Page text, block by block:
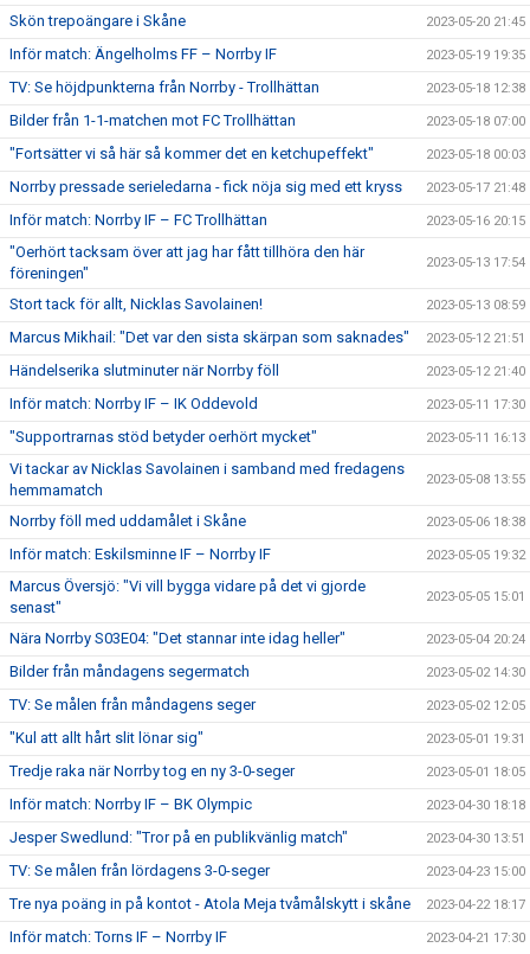
Skön trepoängare i Skåne 2023-05-20 21:45
Inför match: Ängelholms FF – Norrby IF 2023-05-19 19:35
TV: Se höjdpunkterna från Norrby - Trollhättan 2023-05-18 12:38
Bilder från 1-1-matchen mot FC Trollhättan 2023-05-18 07:00
"Fortsätter vi så här så kommer det en ketchupeffekt" 2023-05-18 00:03
Norrby pressade serieledarna - fick nöja sig med ett kryss 2023-05-17 21:48
Inför match: Norrby IF – FC Trollhättan 2023-05-16 20:15
"Oerhört tacksam över att jag har fått tillhöra den här
föreningen"
2023-05-13 17:54
Stort tack för allt, Nicklas Savolainen! 2023-05-13 08:59
Marcus Mikhail: "Det var den sista skärpan som saknades" 2023-05-12 21:51
Händelserika slutminuter när Norrby föll 2023-05-12 21:40
Inför match: Norrby IF – IK Oddevold 2023-05-11 17:30
"Supportrarnas stöd betyder oerhört mycket" 2023-05-11 16:13
Vi tackar av Nicklas Savolainen i samband med fredagens
hemmamatch
2023-05-08 13:55
Norrby föll med uddamålet i Skåne 2023-05-06 18:38
Inför match: Eskilsminne IF – Norrby IF 2023-05-05 19:32
Marcus Översjö: "Vi vill bygga vidare på det vi gjorde
senast"
2023-05-05 15:01
Nära Norrby S03E04: "Det stannar inte idag heller" 2023-05-04 20:24
Bilder från måndagens segermatch 2023-05-02 14:30
TV: Se målen från måndagens seger 2023-05-02 12:05
"Kul att allt hårt slit lönar sig" 2023-05-01 19:31
Tredje raka när Norrby tog en ny 3-0-seger 2023-05-01 18:05
Inför match: Norrby IF – BK Olympic 2023-04-30 18:18
Jesper Swedlund: "Tror på en publikvänlig match" 2023-04-30 13:51
TV: Se målen från lördagens 3-0-seger 2023-04-23 15:00
Tre nya poäng in på kontot - Atola Meja tvåmålskytt i skåne 2023-04-22 18:17
Inför match: Torns IF – Norrby IF 2023-04-21 17:30